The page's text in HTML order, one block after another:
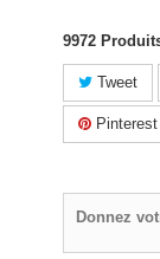
9972
Tweet
Pinterest
Donnez